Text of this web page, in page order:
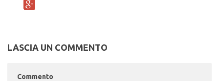
LASCIA UN COMMENTO
Commento